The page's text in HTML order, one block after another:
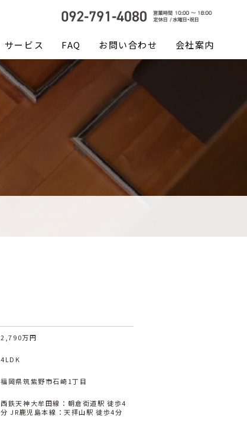
サービス FAQ お問い合わせ 会社案内
2,790万円
4LDK
福岡県筑紫野市石崎1丁目
西鉄天神大牟田線：朝倉街道駅 徒歩4
分 JR鹿児島本線：天拝山駅 徒歩4分